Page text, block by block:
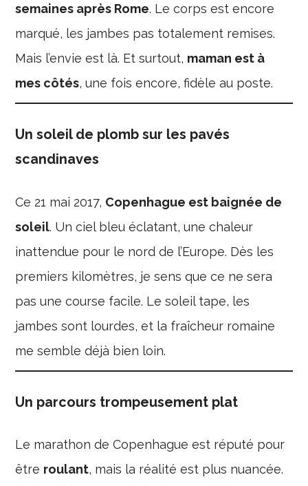
semaines après Rome. Le corps est encore
marqué, les jambes pas totalement remises.
Mais l’envie est là. Et surtout, maman est à
mes côtés, une fois encore, fidèle au poste.
Un soleil de plomb sur les pavés
scandinaves
Ce 21 mai 2017, Copenhague est baignée de
soleil. Un ciel bleu éclatant, une chaleur
inattendue pour le nord de l’Europe. Dès les
premiers kilomètres, je sens que ce ne sera
pas une course facile. Le soleil tape, les
jambes sont lourdes, et la fraîcheur romaine
me semble déjà bien loin.
Un parcours trompeusement plat
Le marathon de Copenhague est réputé pour
être roulant, mais la réalité est plus nuancée.